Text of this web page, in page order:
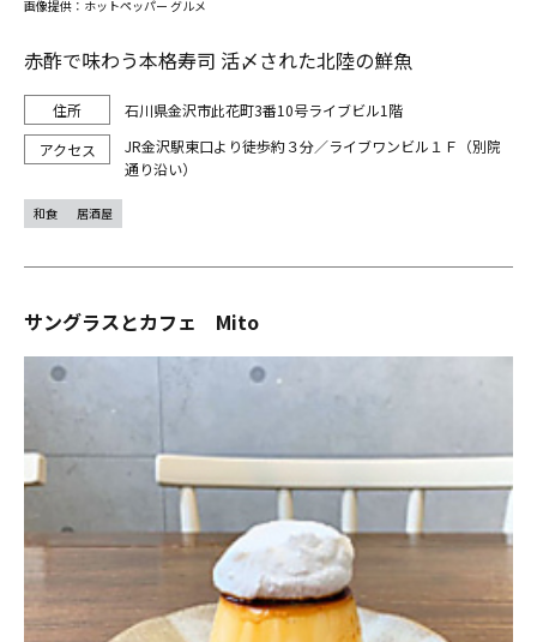
赤酢で味わう本格寿司 活〆された北陸の鮮魚
石川県金沢市此花町3番10号ライブビル1階
JR金沢駅東口より徒歩約３分／ライブワンビル１Ｆ（別院
通り沿い）
画像提供：ホットペッパー グルメ
和食 居酒屋
サングラスとカフェ Mito